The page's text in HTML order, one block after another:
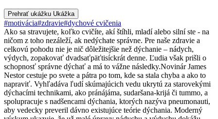
Prehrať ukážku Ukážka
#motivácia#zdravie#dychové cvičenia
Ako sa stravujete, koľko cvičíte, akí štíhli, mladí alebo silní ste - na
ničom z toho nezáleží, ak nedýchate správne. Pre naše zdravie a
celkovú pohodu nie je nič dôležitejšie než dýchanie – nádych,
výdych, zopakovať dvadsaťpäťtisíckrát denne. Ľudia však prišli o
schopnosť správne dýchať a má to vážne následky.Novinár James
Nestor cestuje po svete a pátra po tom, kde sa stala chyba a ako to
napraviť. Vyhľadáva ľudí skúmajúcich vedu ukrytú za starovekými
dýchacími technikami, ako pránájáma, sudaršana-krijá či tummo, a
spolupracuje s nadšencami dýchania, ktorých nazýva pneumonauti,
aby vedecky preveril dávno existujúce teórie dýchania. Moderný